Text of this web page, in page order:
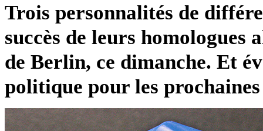
Trois personnalités de
succès de leurs
de Berlin, ce dimanche. Et
politique pour les prochaines